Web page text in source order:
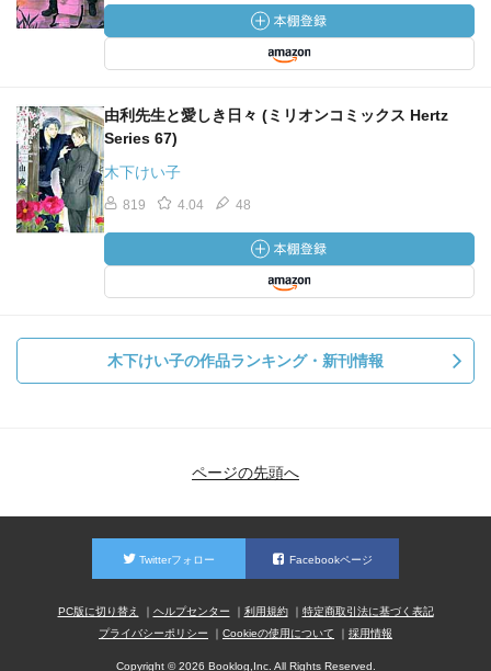
由利先生と愛しき日々 (ミリオンコミックス Hertz
Series 67)
木下けい子
819 4.04 48
木下けい子の作品ランキング・新刊情報
ページの先頭へ
Twitterフォロー Facebookページ
PC版に切り替え ヘルプセンター 利用規約
特定商取引法に基づく表記
プライバシーポリシー
Cookieの使用について 採用情報
Copyright © 2026 Booklog,Inc. All Rights Reserved.